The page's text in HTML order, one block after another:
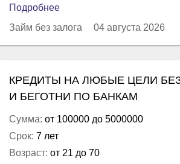
Подробнее
Займ без залога
04 августа 2026
КРЕДИТЫ НА ЛЮБЫЕ ЦЕЛИ
И БЕГОТНИ ПО БАНКАМ
Сумма: от 100000 до 5000000
Срок: 7 лет
Возраст: от 21 до 70